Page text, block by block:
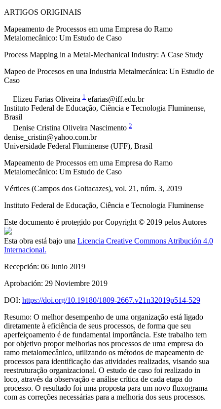
ARTIGOS ORIGINAIS
Mapeamento de Processos em uma Empresa do Ramo
Metalomecânico: Um Estudo de Caso
Process Mapping in a Metal-Mechanical Industry: A Case Study
Mapeo de Procesos en una Industria Metalmecánica: Un Estudio de
Caso
Elizeu Farias Oliveira 1 efarias@iff.edu.br
Instituto Federal de Educação, Ciência e Tecnologia Fluminense,
Brasil
Denise Cristina Oliveira Nascimento 2
denise_cristin@yahoo.com.br
Universidade Federal Fluminense (UFF), Brasil
Mapeamento de Processos em uma Empresa do Ramo
Metalomecânico: Um Estudo de Caso
Vértices (Campos dos Goitacazes), vol. 21 , núm. 3, 2019
Instituto Federal de Educação, Ciência e Tecnologia Fluminense
Este documento é protegido por Copyright © 2019 pelos Autores
Esta obra está bajo una Licencia Creative Commons Atribución 4.0
Internacional.
Recepción: 06 Junio 2019
Aprobación: 29 Noviembre 2019
DOI: https://doi.org/10.19180/1809-2667.v21n32019p514-529
Resumo: O melhor desempenho de uma organização está ligado
diretamente à eficiência de seus processos, de forma que seu
aperfeiçoamento é de fundamental importância. Este trabalho tem
por objetivo propor melhorias nos processos de uma empresa do
ramo metalomecânico, utilizando os métodos de mapeamento de
processos para identificação das atividades realizadas, visando sua
reestruturação organizacional. O estudo de caso foi realizado in
loco, através da observação e análise crítica de cada etapa do
processo. O resultado foi uma proposta para um novo fluxograma
com as correções necessárias para a melhoria dos seus processos.